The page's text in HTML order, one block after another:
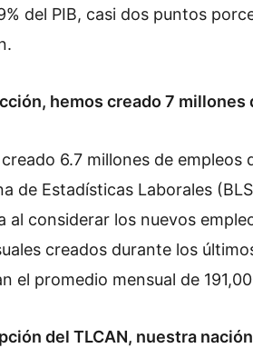
del PIB, casi dos puntos
hemos creado 7 millones
6.7 millones de empleos
de Estadísticas Laborales
al considerar los nuevos
creados durante los
el promedio mensual de
del TLCAN, nuestra